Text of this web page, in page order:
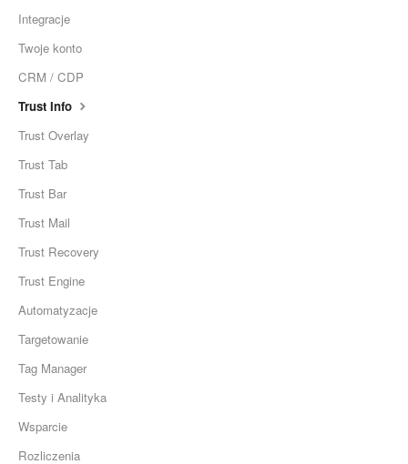
Integracje
Twoje konto
CRM / CDP
Trust Info
Trust Overlay
Trust Tab
Trust Bar
Trust Mail
Trust Recovery
Trust Engine
Automatyzacje
Targetowanie
Tag Manager
Testy i Analityka
Wsparcie
Rozliczenia